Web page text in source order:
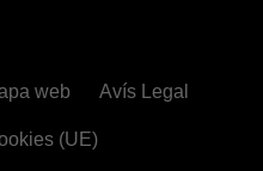
web Avís Legal
(UE)